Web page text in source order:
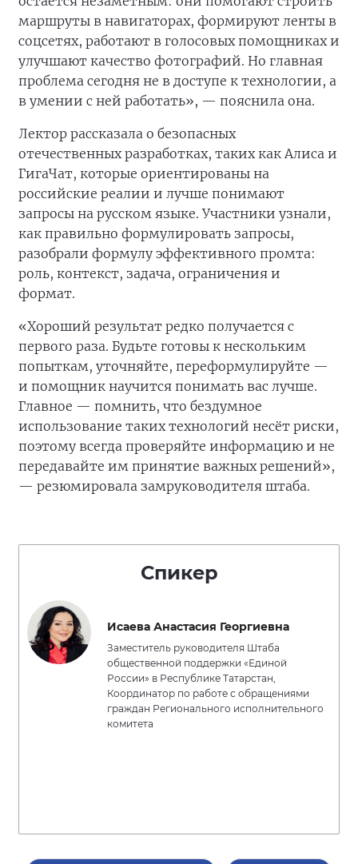
маршруты в навигаторах, формируют ленты в
соцсетях, работают в голосовых помощниках и
улучшают качество фотографий. Но главная
проблема сегодня не в доступе к технологии, а
в умении с ней работать», — пояснила она.
Лектор рассказала о безопасных
отечественных разработках, таких как Алиса и
ГигаЧат, которые ориентированы на
российские реалии и лучше понимают
запросы на русском языке. Участники узнали,
как правильно формулировать запросы,
разобрали формулу эффективного промта:
роль, контекст, задача, ограничения и
формат.
«Хороший результат редко получается с
первого раза. Будьте готовы к нескольким
попыткам, уточняйте, переформулируйте —
и помощник научится понимать вас лучше.
Главное — помнить, что бездумное
использование таких технологий несёт риски,
поэтому всегда проверяйте информацию и не
передавайте им принятие важных решений»,
— резюмировала замруководителя штаба.
Спикер
Исаева Анастасия Георгиевна
Заместитель руководителя Штаба
общественной поддержки «Единой
России» в Республике Татарстан,
Координатор по работе с обращениями
граждан Регионального исполнительного
комитета